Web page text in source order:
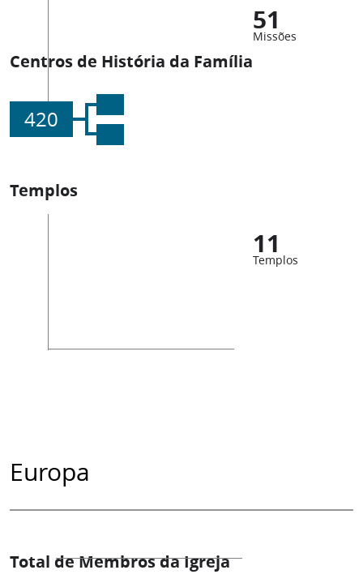
51
Missões
Centros de História da Família
420
Templos
11
Templos
Europa
Total de Membros da Igreja